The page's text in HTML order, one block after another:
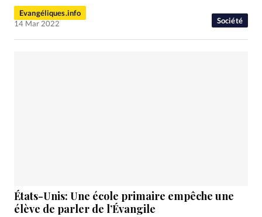
Société
Evangéliques.info
14 Mar 2022
États-Unis: Une école primaire empêche une
élève de parler de l’Évangile